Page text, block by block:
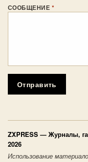
СООБЩЕНИЕ *
Отправить
ZXPRESS — Журналы,
2026
Использование